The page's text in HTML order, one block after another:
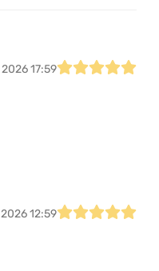
17:59
12:59